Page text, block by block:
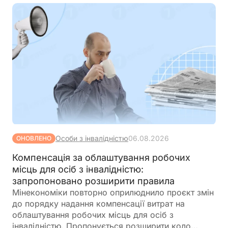
ОНОВЛЕНО Особи з інвалідністю06.08.2026
Компенсація за облаштування робочих
місць для осіб з інвалідністю:
запропоновано розширити правила
Мінекономіки повторно оприлюднило проєкт змін
до порядку надання компенсації витрат на
облаштування робочих місць для осіб з
інвалідністю. Пропонується розширити коло